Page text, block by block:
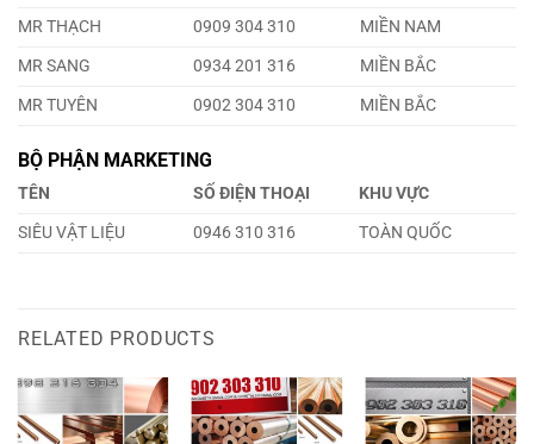
MR THẠCH
0909 304 310
MIỀN NAM
MR SANG
0934 201 316
MIỀN BẮC
MR TUYÊN
0902 304 310 MIỀN BẮC
BỘ PHẬN MARKETING
TÊN SỐ ĐIỆN THOẠI
KHU VỰC
SIÊU VẬT LIỆU
0946 310 316 TOÀN QUỐC
RELATED PRODUCTS